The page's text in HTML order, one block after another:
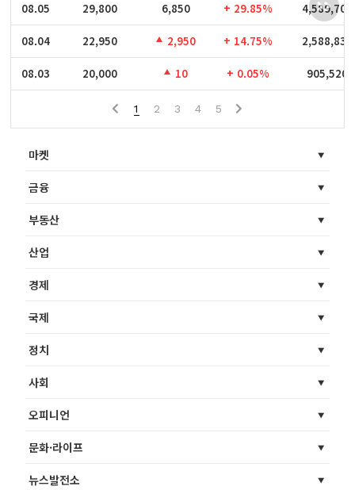
08.05
08.04
08.03
08.05 29,800 6,850 + 29.85% 4,589,708
08.04 22,950 2,950 + 14.75% 2,588,830
08.03 20,000 10 + 0.05% 905,520
1 2 3 4 5
마켓
금융
부동산
산업
경제
국제
정치
사회
오피니언
문화·라이프
뉴스발전소